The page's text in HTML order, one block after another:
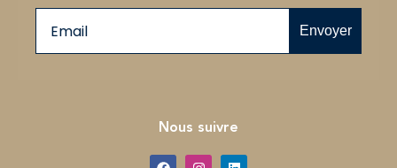
Envoyer
Nous suivre